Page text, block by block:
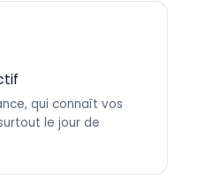
qui connaît vos
le jour de